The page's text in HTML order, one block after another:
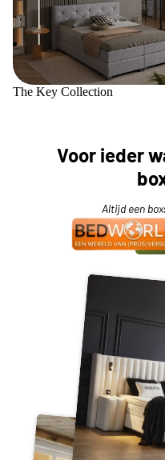
The Key Collection
Voor ieder
Altijd een